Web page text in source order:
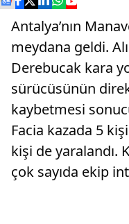
Antalya’nın
meydana geldi.
Derebucak kara
sürücüsünün
kaybetmesi
Facia kazada 5
kişi de yaralandı.
çok sayıda ekip